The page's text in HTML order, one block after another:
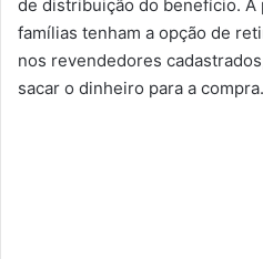
de distribuição do benefício.
famílias tenham a opção de
nos revendedores
sacar o dinheiro para a compra.